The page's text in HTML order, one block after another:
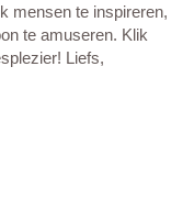
mensen te inspireren,
te amuseren. Klik
Liefs,